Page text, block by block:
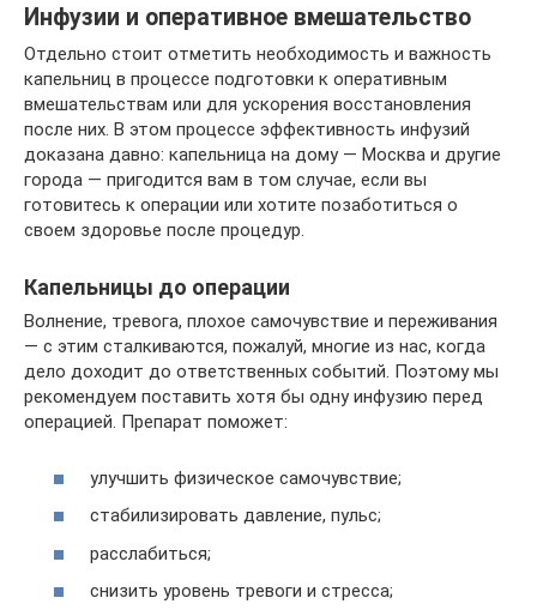
Инфузии и оперативное вмешательство
Отдельно стоит отметить необходимость и важность
капельниц в процессе подготовки к оперативным
вмешательствам или для ускорения восстановления
после них. В этом процессе эффективность инфузий
доказана давно: капельница на дому ― Москва и другие
города ― пригодится вам в том случае, если вы
готовитесь к операции или хотите позаботиться о
своем здоровье после процедур.
Капельницы до операции
Волнение, тревога, плохое самочувствие и переживания
― с этим сталкиваются, пожалуй, многие из нас, когда
дело доходит до ответственных событий. Поэтому мы
рекомендуем поставить хотя бы одну инфузию перед
операцией. Препарат поможет:
улучшить физическое самочувствие;
стабилизировать давление, пульс;
расслабиться;
снизить уровень тревоги и стресса;